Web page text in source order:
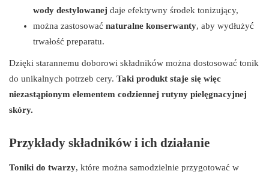
wody destylowanej daje efektywny środek tonizujący,
można zastosować naturalne konserwanty, aby wydłużyć
trwałość preparatu.
Dzięki starannemu doborowi składników można dostosować tonik
do unikalnych potrzeb cery. Taki produkt staje się więc
niezastąpionym elementem codziennej rutyny pielęgnacyjnej
skóry.
Przykłady składników i ich działanie
Toniki do twarzy, które można samodzielnie przygotować w